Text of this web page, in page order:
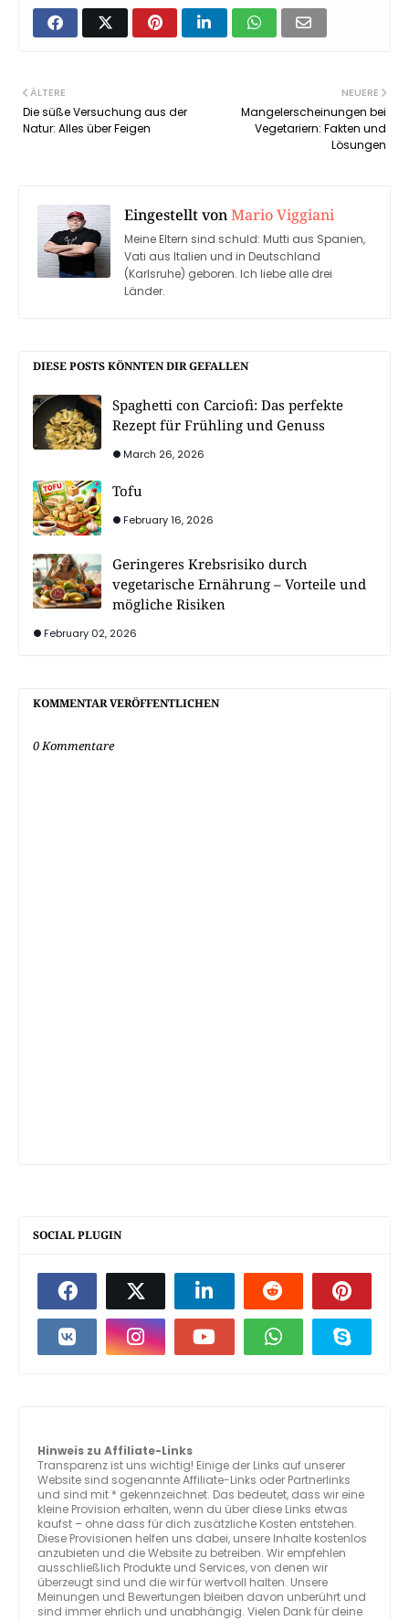
NEUERE
Mangelerscheinungen bei
Vegetariern: Fakten und
Lösungen
ÄLTERE
Die süße Versuchung aus der
Natur: Alles über Feigen
Eingestellt vonMario Viggiani
Meine Eltern sind schuld: Mutti aus Spanien,
Vati aus Italien und in Deutschland
(Karlsruhe) geboren. Ich liebe alle drei
Länder.
DIESE POSTS KÖNNTEN DIR GEFALLEN
Spaghetti con Carciofi: Das perfekte
Rezept für Frühling und Genuss
March 26, 2026
Tofu
February 16, 2026
Geringeres Krebsrisiko durch
vegetarische Ernährung – Vorteile und
mögliche Risiken
February 02, 2026
KOMMENTAR VERÖFFENTLICHEN
0 Kommentare
SOCIAL PLUGIN
Hinweis zu Affiliate-Links
Transparenz ist uns wichtig! Einige der Links auf unserer
Website sind sogenannte Affiliate-Links oder Partnerlinks
und sind mit * gekennzeichnet. Das bedeutet, dass wir eine
kleine Provision erhalten, wenn du über diese Links etwas
kaufst – ohne dass für dich zusätzliche Kosten entstehen.
Diese Provisionen helfen uns dabei, unsere Inhalte kostenlos
anzubieten und die Website zu betreiben. Wir empfehlen
ausschließlich Produkte und Services, von denen wir
überzeugt sind und die wir für wertvoll halten. Unsere
Meinungen und Bewertungen bleiben davon unberührt und
sind immer ehrlich und unabhängig. Vielen Dank für deine